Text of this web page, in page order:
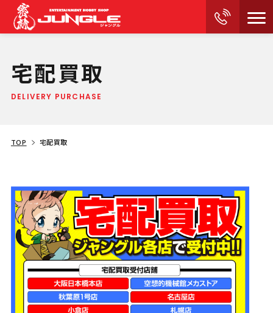
宅配買取
DELIVERY PURCHASE
TOP 宅配買取